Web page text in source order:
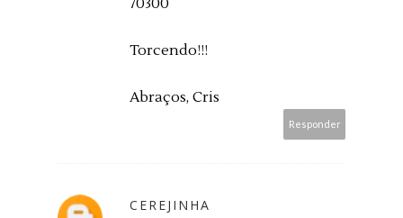
Torcendo!!!
Abraços, Cris
Responder
CEREJINHA